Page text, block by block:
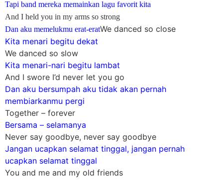
Tapi band mereka memainkan lagu favorit kita
And I held you in my arms so strong
Dan aku memelukmu erat-eratWe danced so close
Kita menari begitu dekat
We danced so slow
Kita menari-nari begitu lambat
And I swore I’d never let you go
Dan aku bersumpah aku tidak akan pernah
membiarkanmu pergi
Together – forever
Bersama – selamanya
Never say goodbye, never say goodbye
Jangan ucapkan selamat tinggal, jangan pernah
ucapkan selamat tinggal
You and me and my old friends